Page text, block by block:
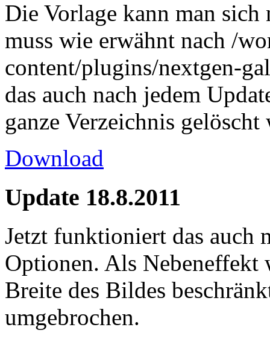
Die Vorlage kann man
muss wie erwähnt nach /
content/plugins/nextgen-
das auch nach jedem
ganze Verzeichnis
Download
Update 18.8.2011
Jetzt funktioniert das
Optionen. Als
Breite des Bildes
umgebrochen.